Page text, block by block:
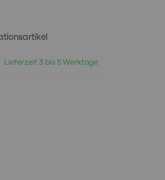
Lieferzeit 3 bis 5 Werktage